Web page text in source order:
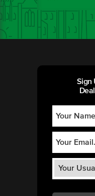
Sign